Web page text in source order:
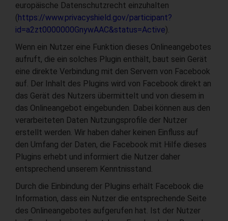
europäische Datenschutzrecht einzuhalten
(https://www.privacyshield.gov/participant?
id=a2zt0000000GnywAAC&status=Active).
Wenn ein Nutzer eine Funktion dieses Onlineangebotes
aufruft, die ein solches Plugin enthält, baut sein Gerät
eine direkte Verbindung mit den Servern von Facebook
auf. Der Inhalt des Plugins wird von Facebook direkt an
das Gerät des Nutzers übermittelt und von diesem in
das Onlineangebot eingebunden. Dabei können aus den
verarbeiteten Daten Nutzungsprofile der Nutzer
erstellt werden. Wir haben daher keinen Einfluss auf
den Umfang der Daten, die Facebook mit Hilfe dieses
Plugins erhebt und informiert die Nutzer daher
entsprechend unserem Kenntnisstand.
Durch die Einbindung der Plugins erhält Facebook die
Information, dass ein Nutzer die entsprechende Seite
des Onlineangebotes aufgerufen hat. Ist der Nutzer